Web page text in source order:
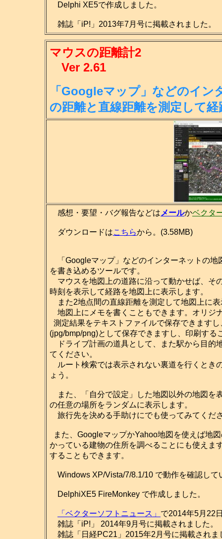
Delphi XE5で作成しました。
雑誌「iP!」2013年7月号に掲載されました。
マウスの距離計2
Ver 2.61
「Googleマップ」などのイン
の距離と直線距離を測定して
感想・要望・バグ報告などは メールかベクタ
ダウンロードはこちらから。(3.58MB)
「Googleマップ」などのインターネットの地
を書き込めるツールです。
マウスを地図上の道路に沿って動かせば、そ
時刻を表示して経路を地図上に表示します。
また2地点間の直線距離を測定して地図上に
地図上にメモを書くこともできます。オリジ
測定結果をテキストファイルで保存できます
(jpg/bmp/png)として保存できますし、印刷する
ドライブ計画の道具として、また駅から目的
てください。
ルート検索では表示されない裏道を行くとき
ょう。
また、「自分で設定」した地図以外の地図を
の任意の場所をランダムに表示します。
旅行先を決める手助けにでも使ってみてくだ
また、GoogleマップかYahoo地図を使えば地
かっている建物の住所を調べることにも使えま
することもできます。
Windows XP/Vista/7/8.1/10 で動作を確認して
DelphiXE5 FireMonkey で作成しました。
「ベクターソフトニュース」 で2014年5月22
雑誌「iP!」 2014年9月号に掲載されました。
雑誌「日経PC21」2015年2月号に掲載されま